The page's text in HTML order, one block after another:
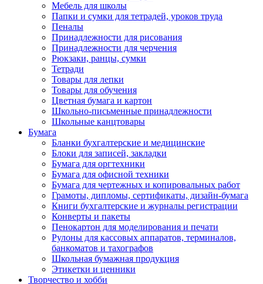
Мебель для школы
Папки и сумки для тетрадей, уроков труда
Пеналы
Принадлежности для рисования
Принадлежности для черчения
Рюкзаки, ранцы, сумки
Тетради
Товары для лепки
Товары для обучения
Цветная бумага и картон
Школьно-письменные принадлежности
Школьные канцтовары
Бумага
Бланки бухгалтерские и медицинские
Блоки для записей, закладки
Бумага для оргтехники
Бумага для офисной техники
Бумага для чертежных и копировальных работ
Грамоты, дипломы, сертификаты, дизайн-бумага
Книги бухгалтерские и журналы регистрации
Конверты и пакеты
Пенокартон для моделирования и печати
Рулоны для кассовых аппаратов, терминалов,
банкоматов и тахографов
Школьная бумажная продукция
Этикетки и ценники
Творчество и хобби